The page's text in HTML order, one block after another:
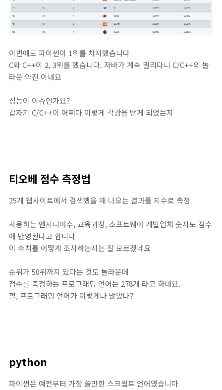
이번에도 파이썬이 1위를 차지했습니다
C와 C++이 2, 3위를 했습니다. 자바가 계속 밀리다니 C/C++의 놀
라운 약진 이네요
성능이 이슈인가요?
갑자기 C/C++이 어쩌다 이렇게 각광을 받게 되었는지
티오베 점수 측정법
25개 웹사이트에서 검색했을 때 나오는 결과를 지수로 측정
사용하는 엔지니어수, 교육과정, 소프트웨어 개발업체 숫자도 점수
에 반영된다고 합니다
이 수치를 어떻게 조사하는지는 잘 모르겠네요
순위가 50위까지 있다는 것도 놀라운데
점수를 측정하는 프로그래밍 언어는 278개 라고 하네요.
헐, 프로그래밍 언어가 이렇게나 많았나?
python
파이썬은 예전부터 가장 쓸만한 스크립트 언어였습니다